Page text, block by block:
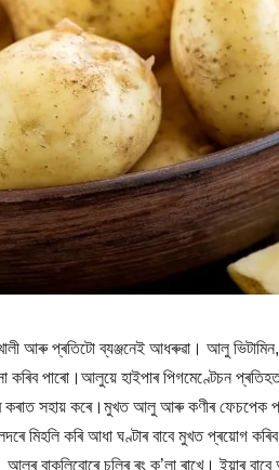
আৰু প্ৰতিটো ব্যঞ্জনেই আধৰুৱা। আলু
কৰিব পাৰো।আলুয়ে হাইপাৰ পিগমেণ্টেচন
কৰাত সহায় কৰে।মুখত আলু আৰু কণীৰ ফেচপেক
মিহলি কৰি আধা ঘণ্টাৰ বাবে মুখত প্ৰয়োগ
বাকলিবোৰে চুলিৰ ৰং ক’লা ৰাখে। ইয়াৰ